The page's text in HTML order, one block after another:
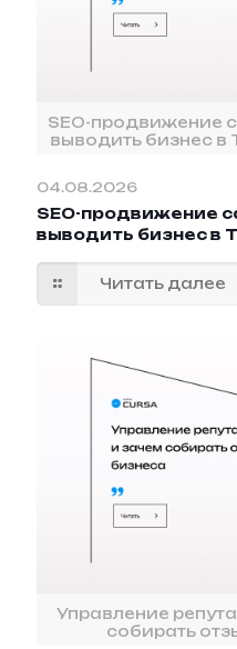
SEO-продвижение
выводить бизнес в
04.08.2026
SEO-продвижение
выводить бизнес в
Читать далее
Управление
собирать